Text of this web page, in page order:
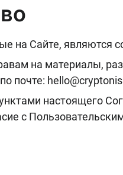
на Сайте, являются
на материалы,
почте:
настоящего
с